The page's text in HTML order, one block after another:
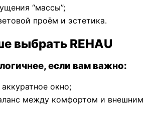
“массы”;
проём и эстетика.
выбрать REHAU
если вам важно:
окно;
между комфортом и внешним